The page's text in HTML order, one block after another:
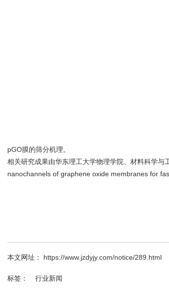
pGO膜的筛分机理。
相关研究成果由华东理工大学物理学院、材料科学
nanochannels of graphene oxide membranes for
本文网址： https://www.jzdyjy.com/notice/289.html
标签： 行业新闻